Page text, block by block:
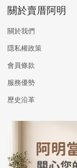
關於賣厝阿明
關於我們
隱私權政策
會員條款
服務優勢
歷史沿革